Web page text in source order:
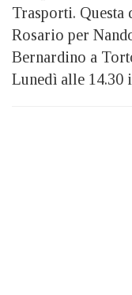
Trasporti. Questa
Rosario per
Bernardino a
Lunedì alle 14.30